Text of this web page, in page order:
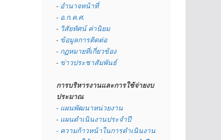
- อำนาจหน้าที่
- อ.ก.ค.ศ.
- วิสัยทัศน์ ค่านิยม
- ข้อมูลการติดต่อ
- กฏหมายที่เกี่ยวข้อง
- ข่าวประชาสัมพันธ์
การบริหารงานและการใช้จ่ายงบ
ประมาณ
- แผนพัฒนาหน่วยงาน
- แผนดำเนินงานประจำปี
- ความก้าวหน้าในการดำเนินงาน